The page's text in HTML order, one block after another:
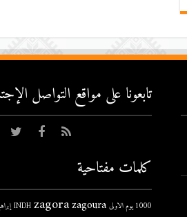
تابعونا على مواقع التواصل
كلمات مفتاحية
1000 يوم الاولى INDH zagorazagoura